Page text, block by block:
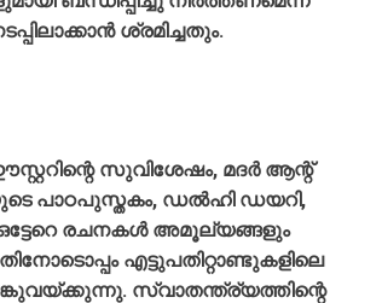
ശ്രമിച്ചതും.
സുവിശേഷം, മദര്‍ ആന്റ്
പാഠപുസ്തകം, ഡല്‍ഹി ഡയറി,
ഒട്ടേറെ രചനകള്‍ അമൂല്യങ്ങളും
എട്ടുപതിറ്റാണ്ടുകളിലെ
സ്വാതന്ത്ര്യത്തിന്റെ